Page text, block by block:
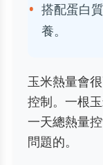
搭配蛋白
養。
玉米熱量會
控制。一根
一天總熱量
問題的。